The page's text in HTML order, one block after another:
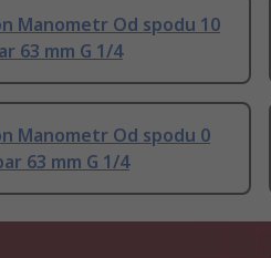
Manometr Od spodu 10
63 mm G 1/4
Manometr Od spodu 0
63 mm G 1/4